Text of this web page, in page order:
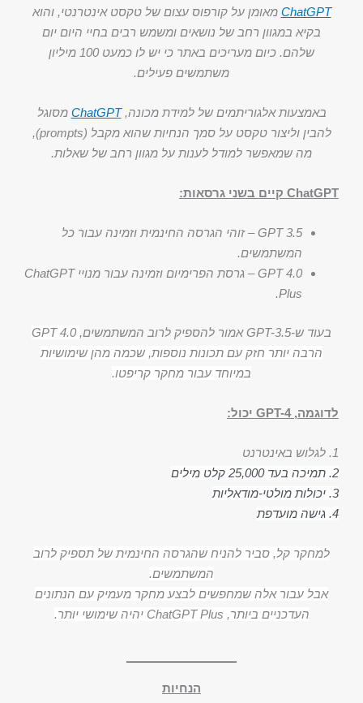
ChatGPT מאומן על קורפוס עצום של טקסט אינטרנטי, והוא
בקיא במגוון רחב של נושאים ומשמש רבים בחיי היום יום
שלהם. כיום מעריכים באתר כי יש לו כמעט 100 מיליון
משתמשים פעילים.
באמצעות אלגוריתמים של למידת מכונה,ChatGPT מסוגל
להבין וליצור טקסט על סמך הנחיות שהוא מקבל (prompts),
מה שמאפשר למודל לענות על מגוון רחב של שאלות.
ChatGPT קיים בשני גרסאות:
GPT 3.5 – זוהי הגרסה החינמית וזמינה עבור כל
המשתמשים.
GPT 4.0 – גרסת הפרימיום וזמינה עבור מנויי ChatGPT
Plus.
בעוד ש-GPT-3.5 אמור להספיק לרוב המשתמשים,
GPT 4.0
הרבה יותר חזק עם תכונות נוספות, שכמה מהן שימושיות
במיוחד עבור מחקר קריפטו.
לדוגמה, GPT-4 יכול:
1. לגלוש באינטרנט
2. תמיכה בעד 25,000 קלט מילים
3. יכולות מולטי-מודאליות
4. גישה מועדפת
למחקר קל, סביר להניח שהגרסה החינמית של תספיק לרוב
המשתמשים.
אבל עבור אלה שמחפשים לבצע מחקר מעמיק עם הנתונים
העדכניים ביותר, ChatGPT Plus יהיה שימושי יותר.
הנחיות